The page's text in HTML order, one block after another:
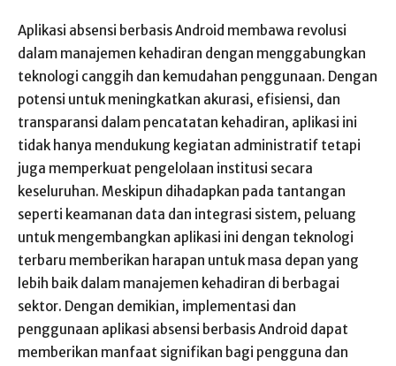
Aplikasi absensi berbasis Android membawa revolusi
dalam manajemen kehadiran dengan menggabungkan
teknologi canggih dan kemudahan penggunaan. Dengan
potensi untuk meningkatkan akurasi, efisiensi, dan
transparansi dalam pencatatan kehadiran, aplikasi ini
tidak hanya mendukung kegiatan administratif tetapi
juga memperkuat pengelolaan institusi secara
keseluruhan. Meskipun dihadapkan pada tantangan
seperti keamanan data dan integrasi sistem, peluang
untuk mengembangkan aplikasi ini dengan teknologi
terbaru memberikan harapan untuk masa depan yang
lebih baik dalam manajemen kehadiran di berbagai
sektor. Dengan demikian, implementasi dan
penggunaan aplikasi absensi berbasis Android dapat
memberikan manfaat signifikan bagi pengguna dan